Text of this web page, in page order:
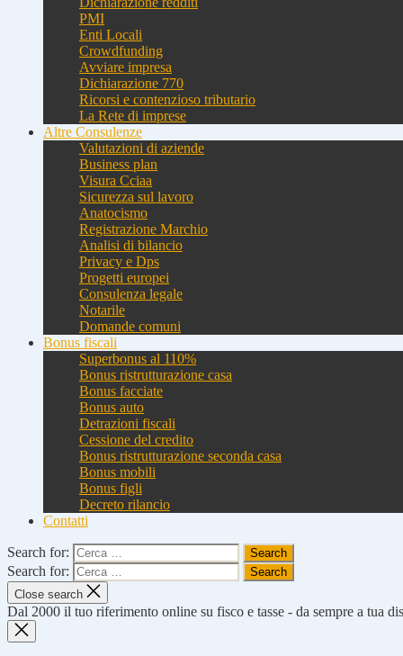
PMI
Enti Locali
Crowdfunding
Avviare impresa
Dichiarazione 770
Ricorsi e contenzioso tributario
La Rete di imprese
Altre Consulenze
Valutazioni di aziende
Business plan
Visura Cciaa
Sicurezza sul lavoro
Anatocismo
Registrazione Marchio
Analisi di bilancio
Privacy e Dps
Progetti europei
Consulenza legale
Notarile
Domande comuni
Bonus fiscali
Superbonus al 110%
Bonus ristrutturazione casa
Bonus facciate
Bonus auto
Detrazioni fiscali
Cessione del credito
Bonus ristrutturazione seconda casa
Bonus mobili
Bonus figli
Decreto rilancio
Contatti
Search for:
Search for:
Close search
Dal 2000 il tuo riferimento online su fisco e tasse - da sempre a tua